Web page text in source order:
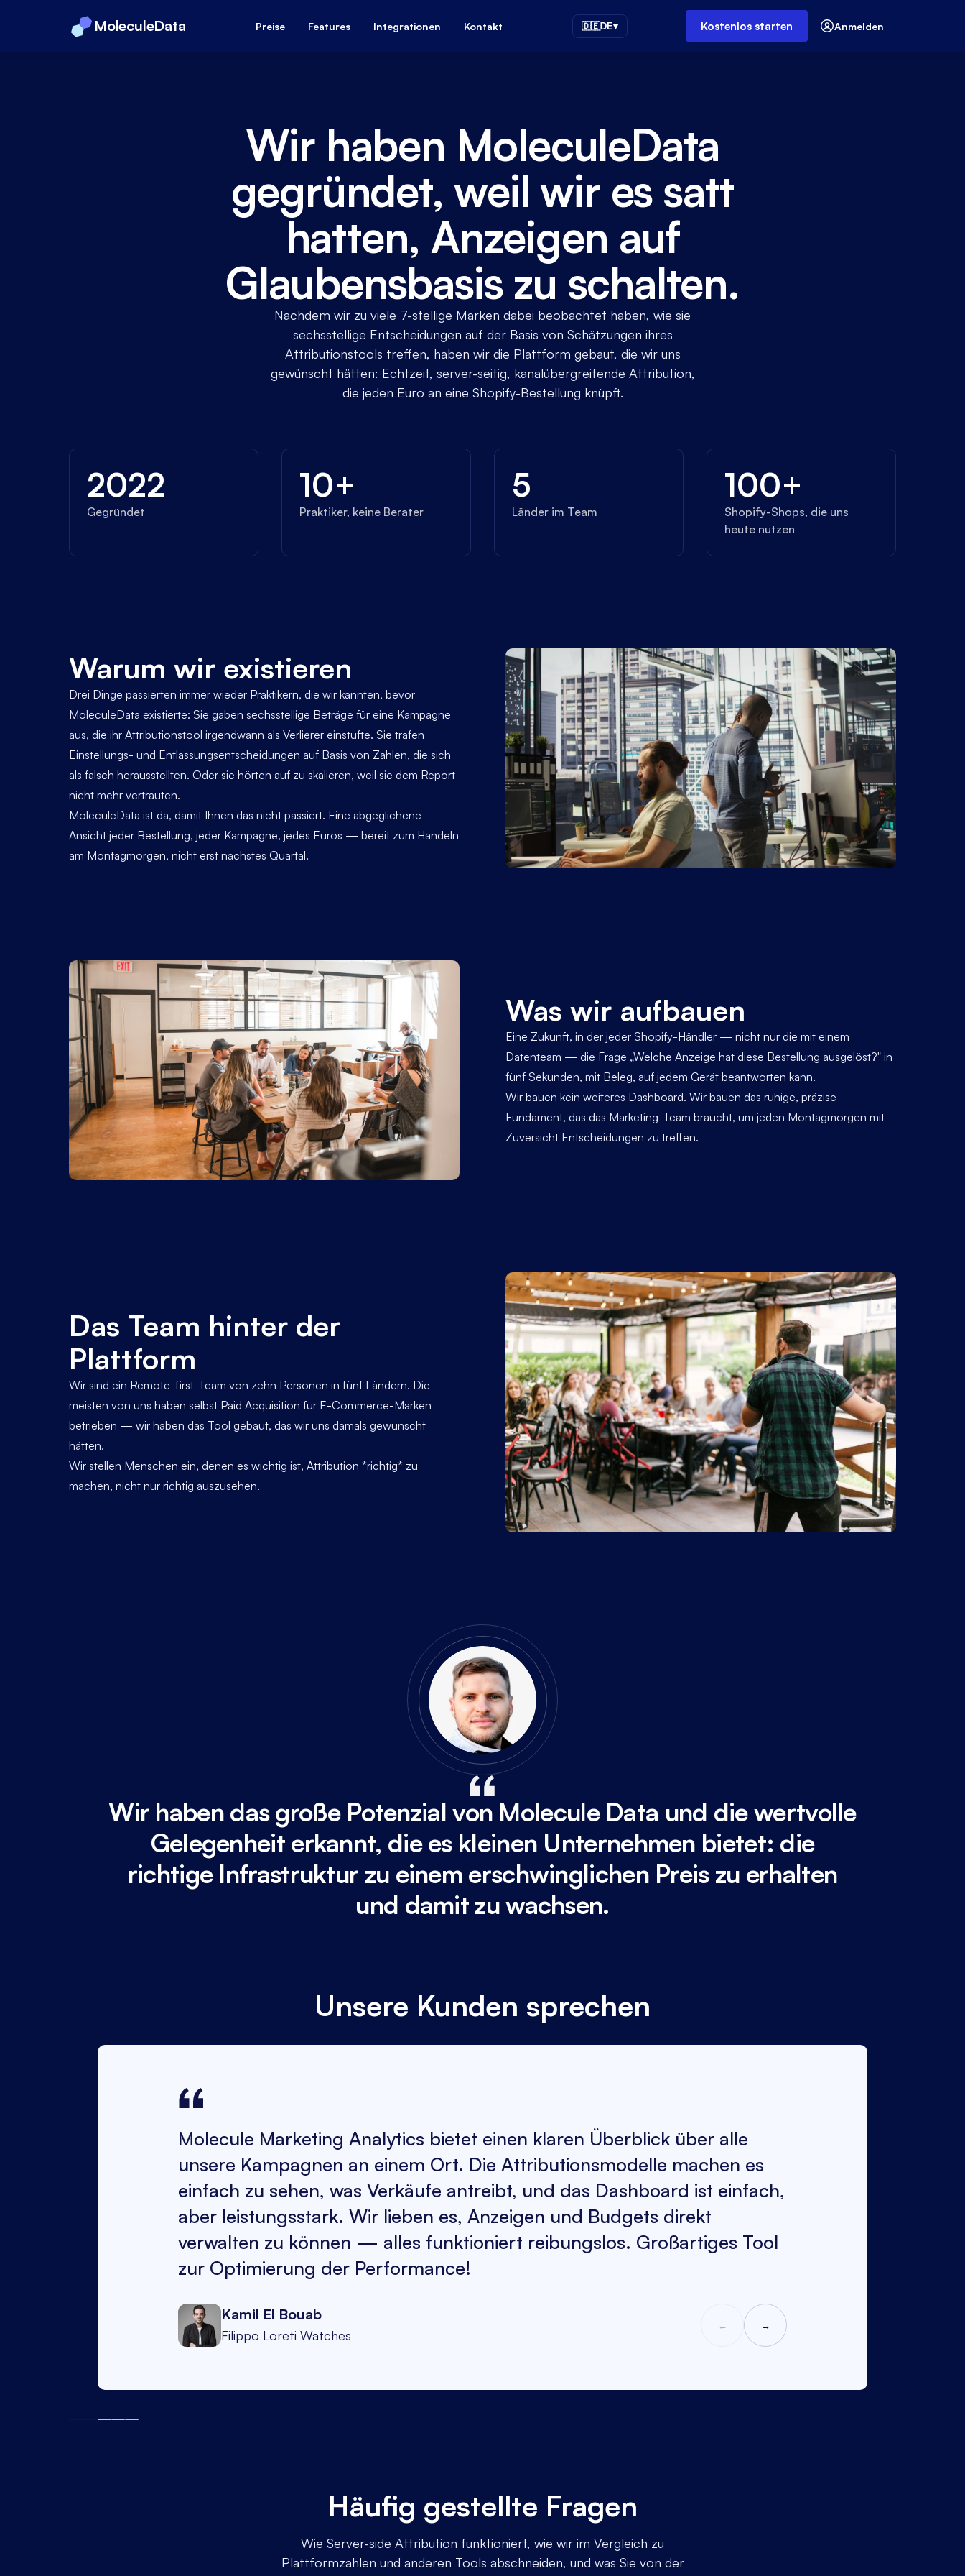
MoleculeData Preise Features Integrationen Kontakt 🇩🇪DE▾ Kostenlos starten Anmelden
Wir haben MoleculeData
gegründet, weil wir es satt
hatten, Anzeigen auf
Glaubensbasis zu schalten.
Nachdem wir zu viele 7-stellige Marken dabei beobachtet haben, wie sie
sechsstellige Entscheidungen auf der Basis von Schätzungen ihres
Attributionstools treffen, haben wir die Plattform gebaut, die wir uns
gewünscht hätten: Echtzeit, server-seitig, kanalübergreifende Attribution,
die jeden Euro an eine Shopify-Bestellung knüpft.
2022
Gegründet
10+
Praktiker, keine Berater
5
Länder im Team
100+
Shopify-Shops, die uns
heute nutzen
Warum wir existieren
Drei Dinge passierten immer wieder Praktikern, die wir kannten, bevor
MoleculeData existierte: Sie gaben sechsstellige Beträge für eine Kampagne
aus, die ihr Attributionstool irgendwann als Verlierer einstufte. Sie trafen
Einstellungs- und Entlassungsentscheidungen auf Basis von Zahlen, die sich
als falsch herausstellten. Oder sie hörten auf zu skalieren, weil sie dem Report
nicht mehr vertrauten.
MoleculeData ist da, damit Ihnen das nicht passiert. Eine abgeglichene
Ansicht jeder Bestellung, jeder Kampagne, jedes Euros — bereit zum Handeln
am Montagmorgen, nicht erst nächstes Quartal.
Was wir aufbauen
Eine Zukunft, in der jeder Shopify-Händler — nicht nur die mit einem
Datenteam — die Frage „Welche Anzeige hat diese Bestellung ausgelöst?" in
fünf Sekunden, mit Beleg, auf jedem Gerät beantworten kann.
Wir bauen kein weiteres Dashboard. Wir bauen das ruhige, präzise
Fundament, das das Marketing-Team braucht, um jeden Montagmorgen mit
Zuversicht Entscheidungen zu treffen.
Das Team hinter der
Plattform
Wir sind ein Remote-first-Team von zehn Personen in fünf Ländern. Die
meisten von uns haben selbst Paid Acquisition für E-Commerce-Marken
betrieben — wir haben das Tool gebaut, das wir uns damals gewünscht
hätten.
Wir stellen Menschen ein, denen es wichtig ist, Attribution *richtig* zu
machen, nicht nur richtig auszusehen.
Wir haben das große Potenzial von Molecule Data und die wertvolle
Gelegenheit erkannt, die es kleinen Unternehmen bietet: die
richtige Infrastruktur zu einem erschwinglichen Preis zu erhalten
und damit zu wachsen.
Unsere Kunden sprechen
Molecule Marketing Analytics bietet einen klaren Überblick über alle
unsere Kampagnen an einem Ort. Die Attributionsmodelle machen es
einfach zu sehen, was Verkäufe antreibt, und das Dashboard ist einfach,
aber leistungsstark. Wir lieben es, Anzeigen und Budgets direkt
verwalten zu können — alles funktioniert reibungslos. Großartiges Tool
zur Optimierung der Performance!
Kamil El Bouab
Filippo Loreti Watches
← →
Häufig gestellte Fragen
Wie Server-side Attribution funktioniert, wie wir im Vergleich zu
Plattformzahlen und anderen Tools abschneiden, und was Sie von der